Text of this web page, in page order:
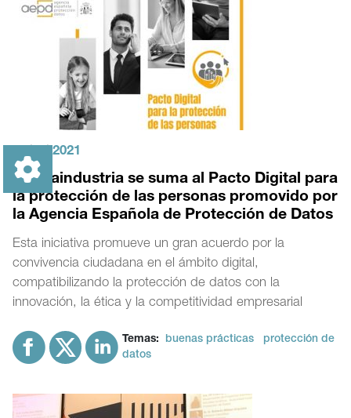
2021
Farmaindustria se suma al Pacto Digital para
la protección de las personas promovido por
la Agencia Española de Protección de Datos
Esta iniciativa promueve un gran acuerdo por la
convivencia ciudadana en el ámbito digital,
compatibilizando la protección de datos con la
innovación, la ética y la competitividad empresarial
Temas: buenas prácticas
protección de
datos